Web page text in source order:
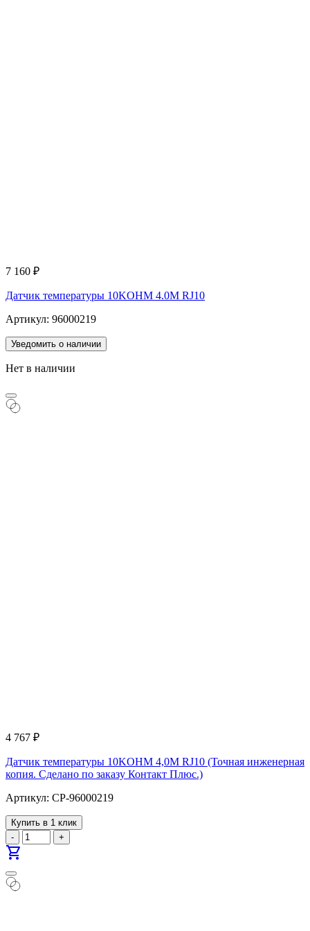
7 160 ₽
Датчик температуры 10KOHM 4.0M RJ10
Артикул: 96000219
Уведомить о наличии
Нет в наличии
4 767 ₽
Датчик температуры 10KOHM 4,0M RJ10 (Точная инженерная
копия. Cделано по заказу Контакт Плюс.)
Артикул: CP-96000219
Купить в 1 клик
-
+
shopping_cart